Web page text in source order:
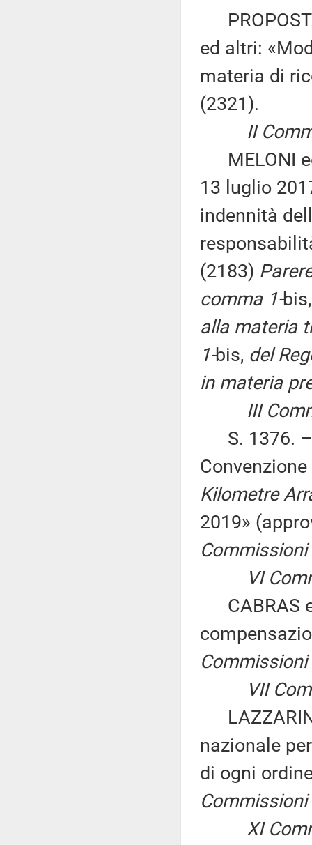
ed altri:
materia di
(2321).
II
MELONI
13 luglio
indennità
(2183)
comma 1-
alla materia
1-bis, del
in materia
III
S. 1376. –
Kilometre
2019»
Commissioni
VI
CABRAS
Commissioni
VII
nazionale
di ogni
Commissioni
XI